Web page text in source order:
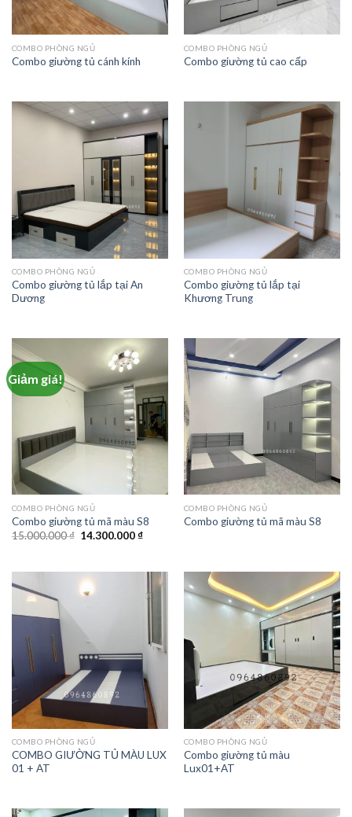
COMBO PHÒNG NGỦ
Combo giường tủ cánh kính
COMBO PHÒNG NGỦ
Combo giường tủ cao cấp
COMBO PHÒNG NGỦ
Combo giường tủ lắp tại An
Dương
COMBO PHÒNG NGỦ
Combo giường tủ lắp tại
Khương Trung
Giảm giá!
COMBO PHÒNG NGỦ
Combo giường tủ mã màu S8
15.000.000₫ 14.300.000₫
COMBO PHÒNG NGỦ
Combo giường tủ mã màu S8
COMBO PHÒNG NGỦ
COMBO GIƯỜNG TỦ MÀU LUX
01 + AT
COMBO PHÒNG NGỦ
Combo giường tủ màu
Lux01+AT